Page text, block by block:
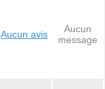
Aucun avis
Aucun
message